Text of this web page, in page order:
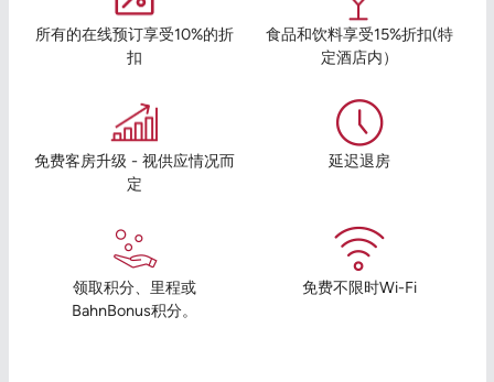
所有的在线预订享受10%的折
扣
食品和饮料享受15%折扣(特
定酒店内）
免费客房升级 - 视供应情况而
定
延迟退房
领取积分、里程或
BahnBonus积分。
免费不限时Wi-Fi